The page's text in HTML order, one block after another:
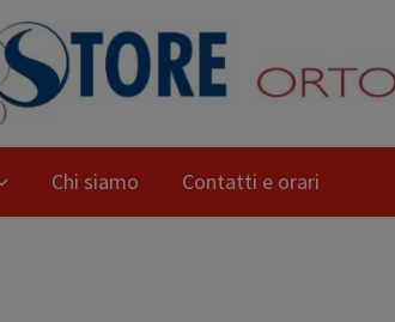
Chi siamo Contatti e orari